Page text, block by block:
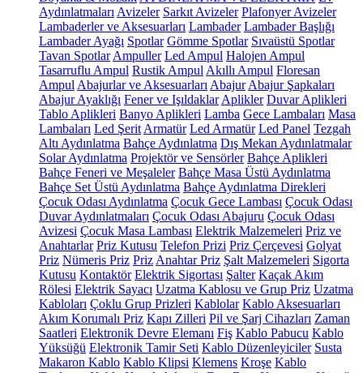
Aydınlatmaları Avizeler Sarkıt Avizeler Plafonyer Avizeler
Lambaderler ve Aksesuarları Lambader Lambader Başlığı
Lambader Ayağı Spotlar Gömme Spotlar Sıvaüstü Spotlar
Tavan Spotlar Ampuller Led Ampul Halojen Ampul
Tasarruflu Ampul Rustik Ampul Akıllı Ampul Floresan
Ampul Abajurlar ve Aksesuarları Abajur Abajur Şapkaları
Abajur Ayaklığı Fener ve Işıldaklar Aplikler Duvar Aplikleri
Tablo Aplikleri Banyo Aplikleri Lamba Gece Lambaları Masa
Lambaları Led Şerit Armatür Led Armatür Led Panel Tezgah
Altı Aydınlatma Bahçe Aydınlatma Dış Mekan Aydınlatmalar
Solar Aydınlatma Projektör ve Sensörler Bahçe Aplikleri
Bahçe Feneri ve Meşaleler Bahçe Masa Üstü Aydınlatma
Bahçe Set Üstü Aydınlatma Bahçe Aydınlatma Direkleri
Çocuk Odası Aydınlatma Çocuk Gece Lambası Çocuk Odası
Duvar Aydınlatmaları Çocuk Odası Abajuru Çocuk Odası
Avizesi Çocuk Masa Lambası Elektrik Malzemeleri Priz ve
Anahtarlar Priz Kutusu Telefon Prizi Priz Çerçevesi Golyat
Priz Nümeris Priz Priz Anahtar Priz Şalt Malzemeleri Sigorta
Kutusu Kontaktör Elektrik Sigortası Şalter Kaçak Akım
Rölesi Elektrik Sayacı Uzatma Kablosu ve Grup Priz Uzatma
Kabloları Çoklu Grup Prizleri Kablolar Kablo Aksesuarları
Akım Korumalı Priz Kapı Zilleri Pil ve Şarj Cihazları Zaman
Saatleri Elektronik Devre Elemanı Fiş Kablo Pabucu Kablo
Yüksüğü Elektronik Tamir Seti Kablo Düzenleyiciler Susta
Makaron Kablo Kablo Klipsi Klemens Kroşe Kablo